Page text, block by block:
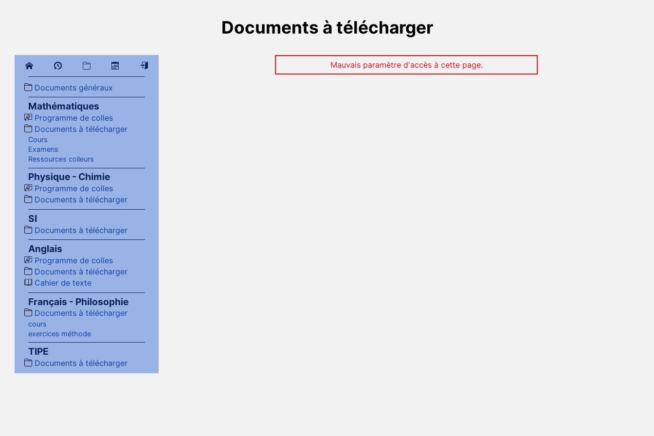
Documents à télécharger
Documents généraux
Mathématiques
Programme de colles
Documents à télécharger
Cours
Examens
Ressources colleurs
Physique - Chimie
Programme de colles
Documents à télécharger
SI
Documents à télécharger
Anglais
Programme de colles
Documents à télécharger
Cahier de texte
Français - Philosophie
Documents à télécharger
cours
exercices méthode
TIPE
Documents à télécharger
Mauvais paramètre d'accès à cette page.